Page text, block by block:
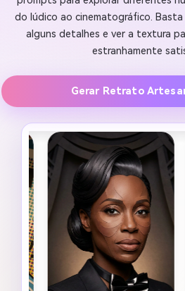
do lúdico ao cinematográfico.
alguns detalhes e ver a textura
estranhamente
Gerar Retrato